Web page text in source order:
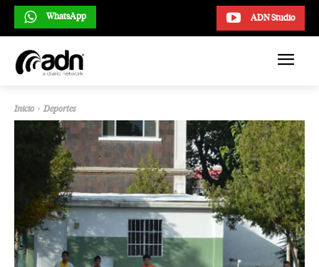
ADN Studio
WhatsApp
Inicio Deportes